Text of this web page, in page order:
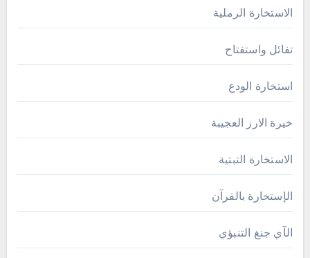
الاستخارة الرملية
تفائل واستفتاح
استخارة الودع
خيرة الارز العجيبة
الاستخارة التبتية
الإستخارة بالقرآن
الآي جنغ التنبؤي